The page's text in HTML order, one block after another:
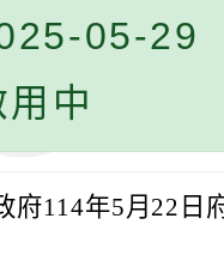
05-29
中
府114年5月22日